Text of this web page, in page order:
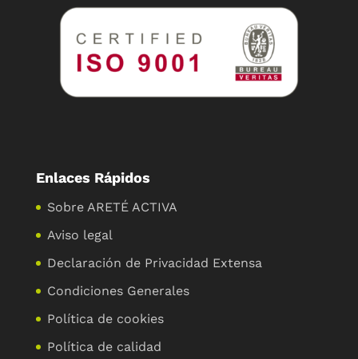
Enlaces Rápidos
Sobre ARETÉ ACTIVA
Aviso legal
Declaración de Privacidad Extensa
Condiciones Generales
Política de cookies
Política de calidad